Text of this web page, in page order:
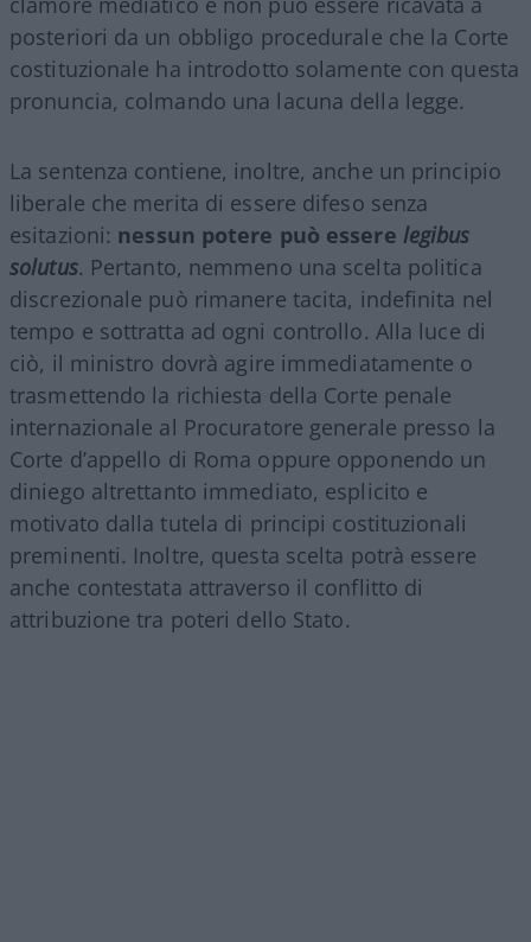
posteriori da un obbligo procedurale che la Corte
costituzionale ha introdotto solamente con questa
pronuncia, colmando una lacuna della legge.
La sentenza contiene, inoltre, anche un principio
liberale che merita di essere difeso senza
esitazioni: nessun potere può essere legibus
solutus. Pertanto, nemmeno una scelta politica
discrezionale può rimanere tacita, indefinita nel
tempo e sottratta ad ogni controllo. Alla luce di
ciò, il ministro dovrà agire immediatamente o
trasmettendo la richiesta della Corte penale
internazionale al Procuratore generale presso la
Corte d’appello di Roma oppure opponendo un
diniego altrettanto immediato, esplicito e
motivato dalla tutela di principi costituzionali
preminenti. Inoltre, questa scelta potrà essere
anche contestata attraverso il conflitto di
attribuzione tra poteri dello Stato.